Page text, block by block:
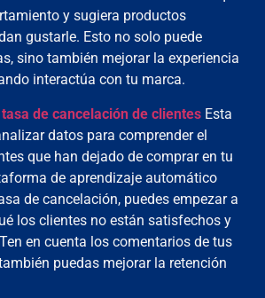
y sugiera productos
gustarle. Esto no solo puede
sino también mejorar la experiencia
interactúa con tu marca.
de cancelación de clientes Esta
datos para comprender el
que han dejado de comprar en tu
de aprendizaje automático
de cancelación, puedes empezar a
los clientes no están satisfechos y
en cuenta los comentarios de tus
puedas mejorar la retención